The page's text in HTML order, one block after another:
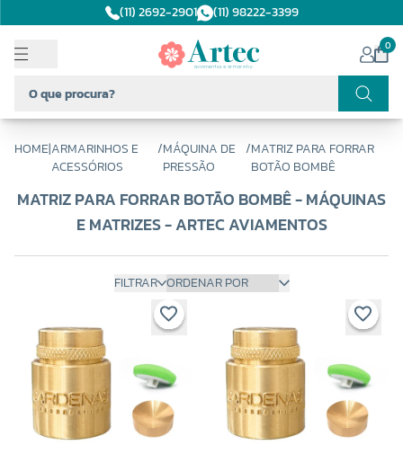
(11) 2692-2901 (11) 98222-3399
0
HOME|ARMARINHOS E
ACESSÓRIOS
/MÁQUINA DE
PRESSÃO
/MATRIZ PARA FORRAR
BOTÃO BOMBÊ
MATRIZ PARA FORRAR BOTÃO BOMBÊ - MÁQUINAS
E MATRIZES - ARTEC AVIAMENTOS
FILTRAR